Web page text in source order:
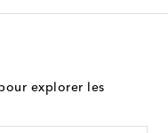
explorer les